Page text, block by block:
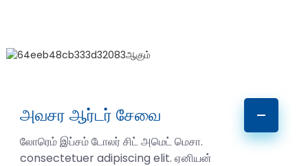
அவசர ஆர்டர் சேவை
லோரெம் இப்சம் டோலர் சிட் அமெட் மெசா.
consectetuer adipiscing elit. ஏனியன்